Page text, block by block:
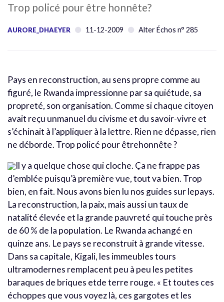
Trop policé pour être honnête?
AURORE_DHAEYER 11-12-2009 Alter Échos n° 285
Pays en reconstruction, au sens propre comme au
figuré, le Rwanda impressionne par sa quiétude, sa
propreté, son organisation. Comme si chaque citoyen
avait reçu unmanuel du civisme et du savoir-vivre et
s’échinait à l’appliquer à la lettre. Rien ne dépasse, rien
ne déborde. Trop policé pour êtrehonnête ?
Il y a quelque chose qui cloche. Ça ne frappe pas
d’emblée puisqu’à première vue, tout va bien. Trop
bien, en fait. Nous avons bien lu nos guides sur lepays.
La reconstruction, la paix, mais aussi un taux de
natalité élevée et la grande pauvreté qui touche près
de 60 % de la population. Le Rwanda achangé en
quinze ans. Le pays se reconstruit à grande vitesse.
Dans sa capitale, Kigali, les immeubles tours
ultramodernes remplacent peu à peu les petites
baraques de briques etde terre rouge. « Et toutes ces
échoppes que vous voyez là, ces gargotes et les